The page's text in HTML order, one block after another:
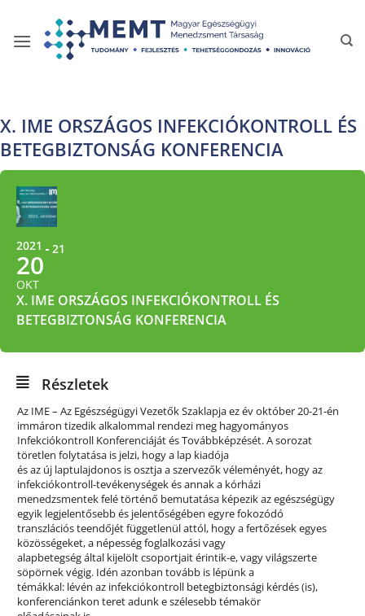
content
X. IME ORSZÁGOS INFEKCIÓKONTROLL ÉS
BETEGBIZTONSÁG KONFERENCIA
2021
20
OKT
21
X. IME ORSZÁGOS INFEKCIÓKONTROLL ÉS
BETEGBIZTONSÁG KONFERENCIA
Részletek
Az IME – Az Egészségügyi Vezetők Szaklapja ez év október 20-21-én
immáron tizedik alkalommal rendezi meg hagyományos
Infekciókontroll Konferenciáját és Továbbképzését. A sorozat
töretlen folytatása is jelzi, hogy a lap kiadója
és az új laptulajdonos is osztja a szervezők véleményét, hogy az
infekciókontroll-tevékenységek és annak a kórházi
menedzsmentek felé történő bemutatása képezik az egészségügy
egyik legjelentősebb és jelentőségében egyre fokozódó
transzlációs teendőjét függetlenül attól, hogy a fertőzések egyes
közösségeket, a népesség foglalkozási vagy
alapbetegség által kijelölt csoportjait érintik-e, vagy világszerte
söpörnek végig. Idén azonban tovább is lépünk a
témákkal: lévén az infekciókontroll betegbiztonsági kérdés (is),
konferenciánkon teret adunk e szélesebb témakör